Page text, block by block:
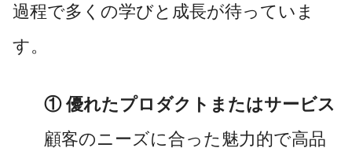
過程で多くの学びと成長が待っていま
す。
① 優れたプロダクトまたはサービス
顧客のニーズに合った魅力的で高品